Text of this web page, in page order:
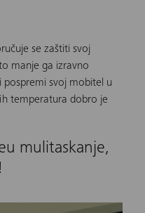
se zaštiti svoj
manje ga izravno
pospremi svoj mobitel u
temperatura dobro je
mulitaskanje,